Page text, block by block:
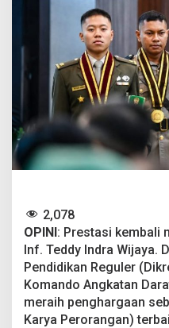
R
a
i
h
P
r
e
d
a
a
i
k
i
S
e
2,078
OPINI: Prestasi kembali
Inf. Teddy Indra Wijaya.
Pendidikan Reguler
Komando Angkatan
meraih penghargaan
Karya Perorangan)